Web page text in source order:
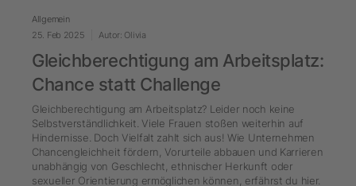
Allgemein
25. Feb 2025
Autor: Olivia
Gleichberechtigung am Arbeitsplatz:
Chance statt Challenge
Gleichberechtigung am Arbeitsplatz? Leider noch keine
Selbstverständlichkeit. Viele Frauen stoßen weiterhin auf
Hindernisse. Doch Vielfalt zahlt sich aus! Wie Unternehmen
Chancengleichheit fördern, Vorurteile abbauen und Karrieren
unabhängig von Geschlecht, ethnischer Herkunft oder
sexueller Orientierung ermöglichen können, erfährst du hier.